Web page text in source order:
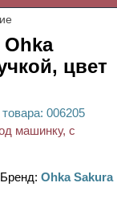
Ohka
цвет
товара: 006205
Бренд: Ohka Sakura